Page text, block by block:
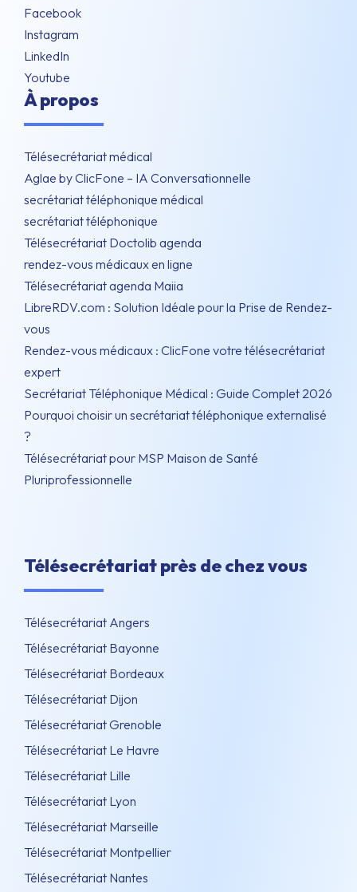
Facebook
Instagram
LinkedIn
Youtube
À propos
Télésecrétariat médical
Aglae by ClicFone – IA Conversationnelle
secrétariat téléphonique médical
secrétariat téléphonique
Télésecrétariat Doctolib agenda
rendez-vous médicaux en ligne
Télésecrétariat agenda Maiia
LibreRDV.com : Solution Idéale pour la Prise de Rendez-
vous
Rendez-vous médicaux : ClicFone votre télésecrétariat
expert
Secrétariat Téléphonique Médical : Guide Complet 2026
Pourquoi choisir un secrétariat téléphonique externalisé
?
Télésecrétariat pour MSP Maison de Santé
Pluriprofessionnelle
Télésecrétariat près de chez vous
Télésecrétariat Angers
Télésecrétariat Bayonne
Télésecrétariat Bordeaux
Télésecrétariat Dijon
Télésecrétariat Grenoble
Télésecrétariat Le Havre
Télésecrétariat Lille
Télésecrétariat Lyon
Télésecrétariat Marseille
Télésecrétariat Montpellier
Télésecrétariat Nantes